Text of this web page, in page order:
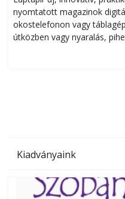
nyomtatott magazinok
okostelefonon vagy
útközben vagy nyaralás,
Kiadványaink